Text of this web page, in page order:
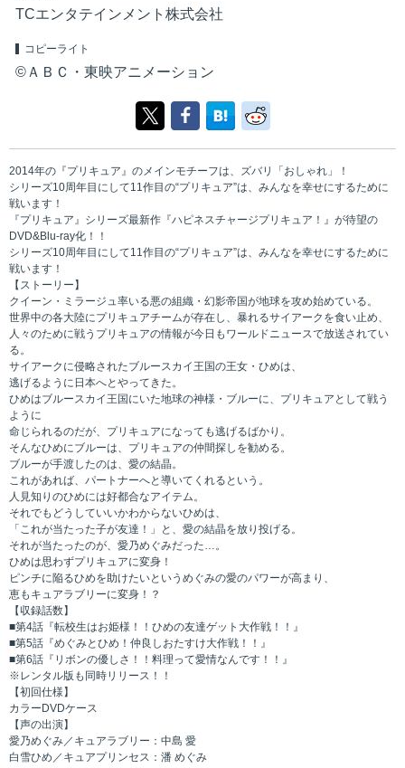
TCエンタテインメント株式会社
コピーライト
©ＡＢＣ・東映アニメーション
2014年の『プリキュア』のメインモチーフは、ズバリ「おしゃれ」！
シリーズ10周年目にして11作目の“プリキュア”は、みんなを幸せにするために
戦います！
『プリキュア』シリーズ最新作『ハピネスチャージプリキュア！』が待望の
DVD&Blu-ray化！！
シリーズ10周年目にして11作目の“プリキュア”は、みんなを幸せにするために
戦います！
【ストーリー】
クイーン・ミラージュ率いる悪の組織・幻影帝国が地球を攻め始めている。
世界中の各大陸にプリキュアチームが存在し、暴れるサイアークを食い止め、
人々のために戦うプリキュアの情報が今日もワールドニュースで放送されてい
る。
サイアークに侵略されたブルースカイ王国の王女・ひめは、
逃げるように日本へとやってきた。
ひめはブルースカイ王国にいた地球の神様・ブルーに、プリキュアとして戦う
ように
命じられるのだが、プリキュアになっても逃げるばかり。
そんなひめにブルーは、プリキュアの仲間探しを勧める。
ブルーが手渡したのは、愛の結晶。
これがあれば、パートナーへと導いてくれるという。
人見知りのひめには好都合なアイテム。
それでもどうしていいかわからないひめは、
「これが当たった子が友達！」と、愛の結晶を放り投げる。
それが当たったのが、愛乃めぐみだった…。
ひめは思わずプリキュアに変身！
ピンチに陥るひめを助けたいというめぐみの愛のパワーが高まり、
恵もキュアラブリーに変身！？
【収録話数】
■第4話『転校生はお姫様！！ひめの友達ゲット大作戦！！』
■第5話『めぐみとひめ！仲良しおたすけ大作戦！！』
■第6話『リボンの優しさ！！料理って愛情なんです！！』
※レンタル版も同時リリース！！
【初回仕様】
カラーDVDケース
【声の出演】
愛乃めぐみ／キュアラブリー：中島 愛
白雪ひめ／キュアプリンセス：潘 めぐみ